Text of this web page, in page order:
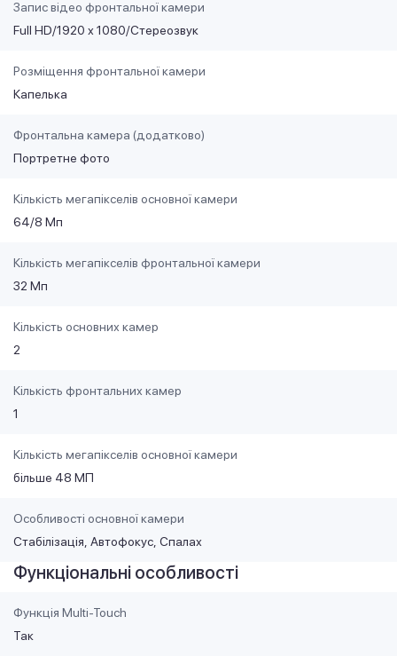
Запис відео фронтальної камери
Full HD/1920 х 1080/Стереозвук
Розміщення фронтальної камери
Капелька
Фронтальна камера (додатково)
Портретне фото
Кількість мегапікселів основної камери
64/8 Мп
Кількість мегапікселів фронтальної камери
32 Мп
Кількість основних камер
2
Кількість фронтальних камер
1
Кількість мегапікселів основної камери
більше 48 МП
Особливості основної камери
Стабілізація Автофокус Спалах
Функціональні особливості
Функція Multi-Touch
Так